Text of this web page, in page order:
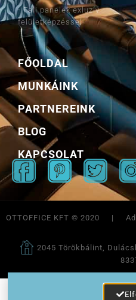
- Fali panelek exluzív
felületképzéssel
FŐOLDAL
MUNKÁINK
PARTNEREINK
BLOG
KAPCSOLAT
OTTOFFICE KFT © 2020 |
2045 Törökbálint,